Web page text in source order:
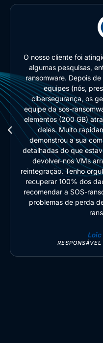
O nosso cliente foi
algumas pesquisas,
ransomware. Depois
equipes (nós,
cibersegurança, os
equipe da sos-
elementos (200 GB)
deles. Muito
demonstrou a sua
detalhadas do que
devolver-nos VMs
reintegração. Tenho
recuperar 100% dos
recomendar a SOS-
problemas de perda
Loïc